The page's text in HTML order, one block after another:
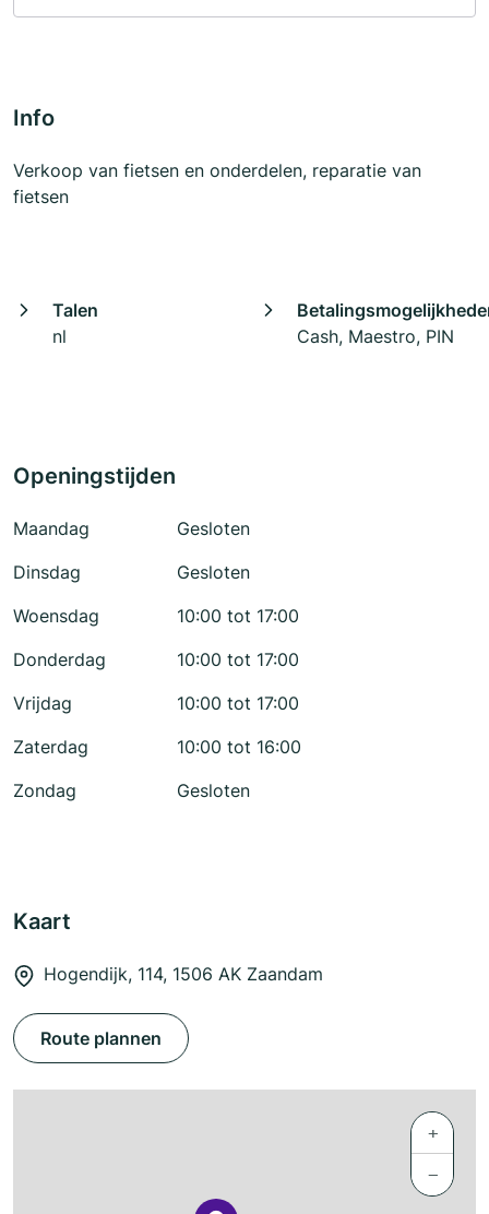
Info
Verkoop van fietsen en onderdelen, reparatie van
fietsen
Talen
nl
Cash, Maestro, PIN
Openingstijden
Maandag
Gesloten
Dinsdag
Gesloten
Woensdag
10:00 tot 17:00
Donderdag
10:00 tot 17:00
Vrijdag
10:00 tot 17:00
Zaterdag
10:00 tot 16:00
Zondag
Gesloten
Kaart
Hogendijk, 114, 1506 AK Zaandam
Route plannen
+
−